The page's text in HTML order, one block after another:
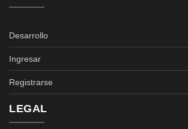
Desarrollo
Ingresar
Registrarse
LEGAL